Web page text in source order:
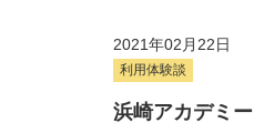
2021年02月22日
利用体験談
浜崎アカデミ